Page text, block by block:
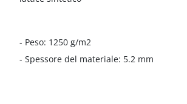
- Peso: 1250 g/m2
- Spessore del materiale: 5.2 mm